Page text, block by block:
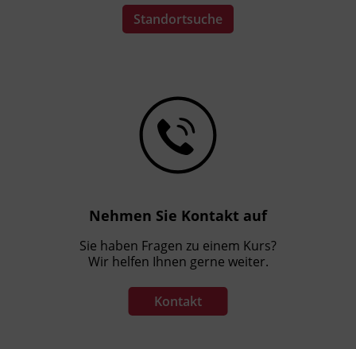
Standortsuche
Nehmen Sie Kontakt auf
Sie haben Fragen zu einem Kurs?
Wir helfen Ihnen gerne weiter.
Kontakt